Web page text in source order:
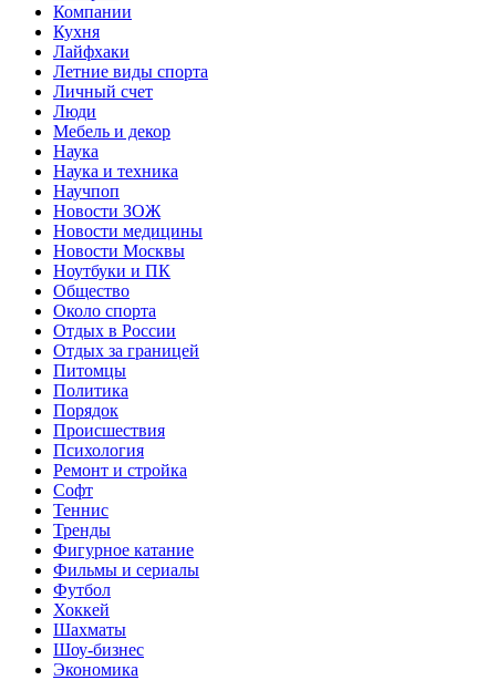
Компании
Кухня
Лайфхаки
Летние виды спорта
Личный счет
Люди
Мебель и декор
Наука
Наука и техника
Научпоп
Новости ЗОЖ
Новости медицины
Новости Москвы
Ноутбуки и ПК
Общество
Около спорта
Отдых в России
Отдых за границей
Питомцы
Политика
Порядок
Происшествия
Психология
Ремонт и стройка
Софт
Теннис
Тренды
Фигурное катание
Фильмы и сериалы
Футбол
Хоккей
Шахматы
Шоу-бизнес
Экономика